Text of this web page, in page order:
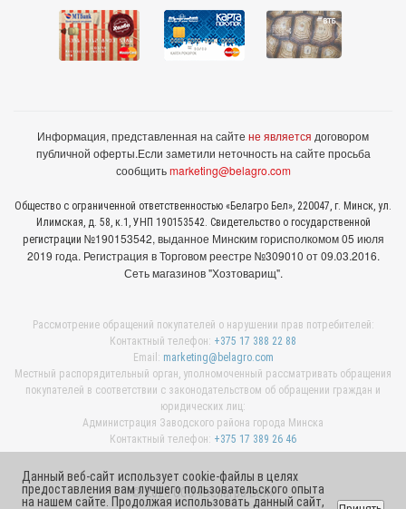
Информация, представленная на сайте не является договором
публичной оферты.Если заметили неточность на сайте просьба
сообщитьmarketing@belagro.com
Общество с ограниченной ответственностью «Белагро Бел», 220047, г. Минск, ул.
Илимская, д. 58, к.1, УНП 190153542. Свидетельство о государственной
регистрации №190153542, выданное Минcким горисполкомом 05 июля
2019 года. Регистрация в Торговом реестре №309010 от 09.03.2016.
Сеть магазинов "Хозтоварищ".
Рассмотрение обращений покупателей о нарушении прав потребителей:
Контактный телефон: +375 17 388 22 88
Email: marketing@belagro.com
Местный распорядительный орган, уполномоченный рассматривать обращения
покупателей в соответствии с законодательством об обращении граждан и
юридических лиц:
Администрация Заводского района города Минска
Контактный телефон: +375 17 389 26 46
© 2026 ООО «Белагро Бел»
Данный веб-сайт использует cookie-файлы в целях
предоставления вам лучшего пользовательского опыта
на нашем сайте. Продолжая использовать данный сайт,